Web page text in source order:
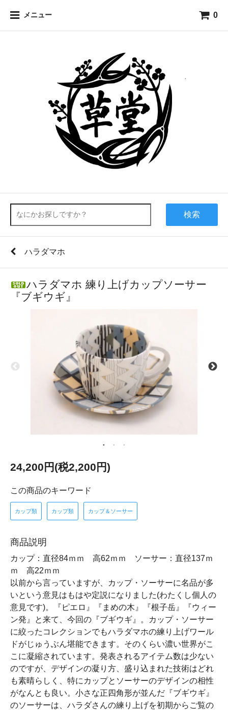
メニュー 0
検索
ハラダマホ
ハラダマホ 練り上げカップソーサー
『ブギウギ』
24,200円(税2,200円)
この商品のキーワード
カップ類 カップ類 カップ＆ソーサー
商品説明
カップ：直径84ｍｍ 高62ｍｍ ソーサー：直径137ｍ
ｍ 高22ｍｍ
以前から言っていますが、カップ・ソーサーに名品が多
いという意見はもはや定説になりました(わたくし個人の
意見です)。『ピエロ』『まめの木』『根子岳』『ウィー
ン発』と来て、今回の『ブギウギ』。カップ・ソーサー
に絞ったコレクションでもハラダマホの練り上げワール
ドがじゅうぶん堪能できます。そのくらい濃い世界がこ
こに凝縮されています。発表されるアイテム数は少ない
のですが、デザインの凝り方、盛り込まれた技術はどれ
も素晴らしく、特にカップとソーサーのデザインの相性
がなんとも良い。小さな正四角形が並んだ『ブギウギ』
のソーサーは、ハラダさんの練り上げを初期からご覧の